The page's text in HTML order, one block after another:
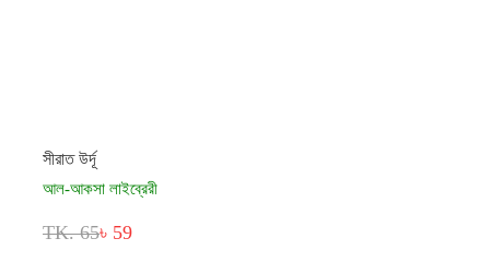
সীরাত উর্দূ
আল-আকসা লাইব্রেরী
TK. 65৳ 59